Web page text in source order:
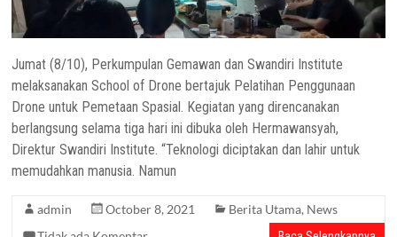
Jumat (8/10), Perkumpulan Gemawan dan Swandiri Institute
melaksanakan School of Drone bertajuk Pelatihan Penggunaan
Drone untuk Pemetaan Spasial. Kegiatan yang direncanakan
berlangsung selama tiga hari ini dibuka oleh Hermawansyah,
Direktur Swandiri Institute. “Teknologi diciptakan dan lahir untuk
memudahkan manusia. Namun
admin October 8, 2021 Berita Utama, News